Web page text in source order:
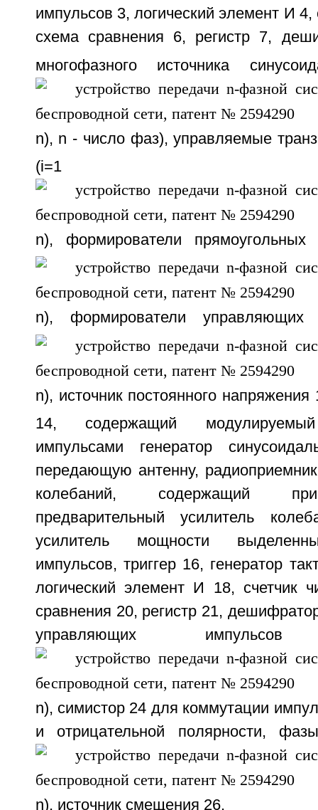
импульсов 3, логический элемент И 4,
схема сравнения 6, регистр 7,
многофазного источника
n), n - число фаз), управляемые
(i=1
n), формирователи прямоугольных
n), формирователи управляющих
n), источник постоянного напряжения
14, содержащий модулируемый
импульсами генератор
передающую антенну,
колебаний, содержащий
предварительный усилитель
усилитель мощности
импульсов, триггер 16, генератор
логический элемент И 18, счетчик
сравнения 20, регистр 21,
управляющих
n), симистор 24 для коммутации
и отрицательной полярности,
n), источник смещения 26.